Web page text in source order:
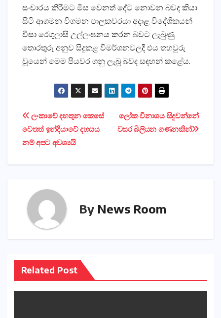
සංචාරය කිරීමට මිස වෙනත් දේට නොවන බවද කියා
සිටි ආගමන විගමන පාලකවරයා අදාළ විදේශිකයන්
වීසා රෙගුලාසි උල්ලංඝනය කරන බවට ලැබුණු
තොරතුරු අනුව සිදුකළ විමර්ශනවලදී එය තහවුරු
වූයෙන් මෙම පියවර ගනු ලැබූ බවද සඳහන් කළේය.
Post
navigation
ලෝක විනාශය සිදුවන්නේ
වසර බිලියන ගණනකින්
ලංකාවේ දහතුන කෙසේ
වෙතත් ඉන්දියාවේ දහසය
නම් අපට අවශ්‍යයි
By News Room
Related Post